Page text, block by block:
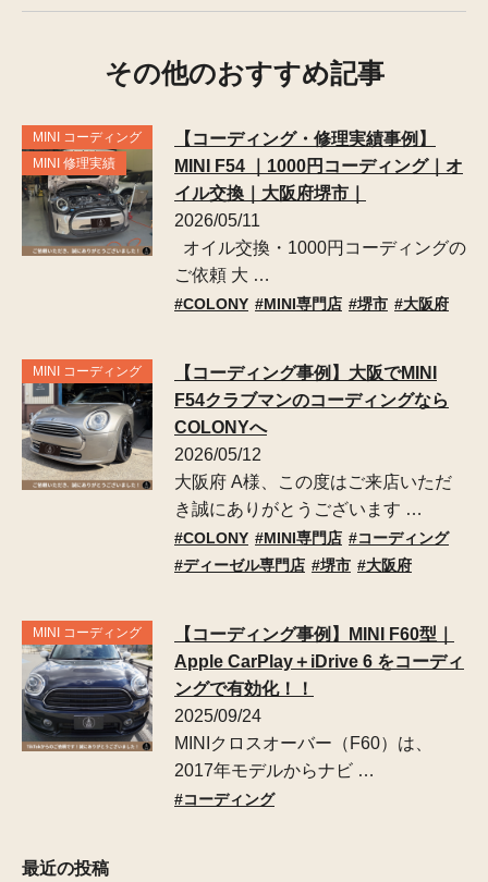
その他のおすすめ記事
MINI コーディング
MINI 修理実績
【コーディング・修理実績事例】
MINI F54 ｜1000円コーディング｜オ
イル交換｜大阪府堺市｜
2026/05/11
オイル交換・1000円コーディングの
ご依頼 大 …
COLONY MINI専門店 堺市 大阪府
MINI コーディング
【コーディング事例】大阪でMINI
F54クラブマンのコーディングなら
COLONYへ
2026/05/12
大阪府 A様、この度はご来店いただ
き誠にありがとうございます …
COLONY MINI専門店
コーディング
ディーゼル専門店
堺市 大阪府
MINI コーディング
【コーディング事例】MINI F60型｜
Apple CarPlay＋iDrive 6 をコーディ
ングで有効化！！
2025/09/24
MINIクロスオーバー（F60）は、
2017年モデルからナビ …
コーディング
最近の投稿